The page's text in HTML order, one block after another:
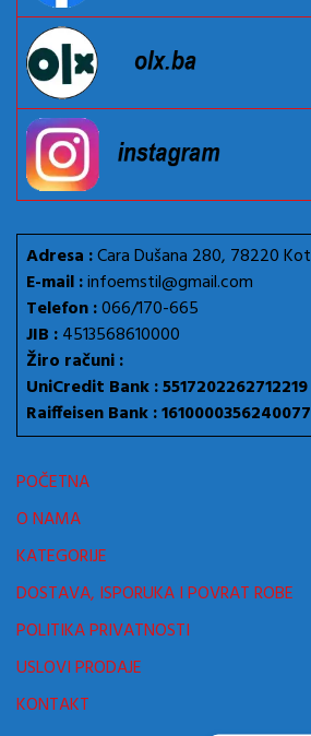
Adresa :Cara Dušana 280, 78220
E-mail :infoemstil@gmail.com
Telefon :066/170-665
JIB :4513568610000
Žiro računi :
UniCredit Bank : 5517202262712219
Raiffeisen Bank : 1610000356240077
POČETNA
O NAMA
KATEGORIJE
DOSTAVA, ISPORUKA I POVRAT ROBE
POLITIKA PRIVATNOSTI
USLOVI PRODAJE
KONTAKT